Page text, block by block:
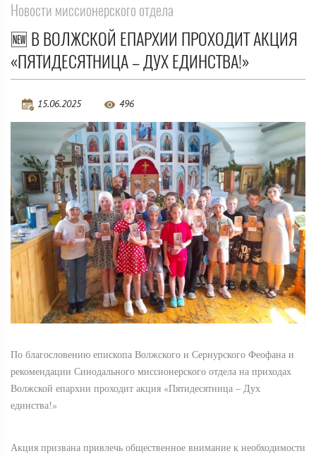
Новости миссионерского отдела
🆕 В ВОЛЖСКОЙ ЕПАРХИИ ПРОХОДИТ АКЦИЯ
«ПЯТИДЕСЯТНИЦА – ДУХ ЕДИНСТВА!»
15.06.2025 496
По благословению епископа Волжского и Сернурского Феофана и
рекомендации Синодального миссионерского отдела на приходах
Волжской епархии проходит акция «Пятидесятница – Дух
единства!»
Акция призвана привлечь общественное внимание к необходимости